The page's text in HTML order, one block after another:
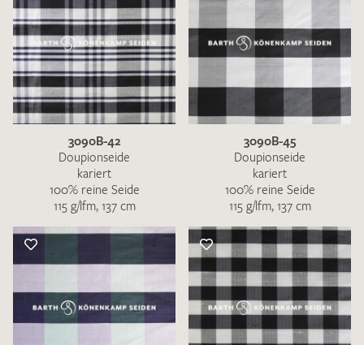
3090B-42
Doupionseide
kariert
100% reine Seide
115 g/lfm, 137 cm
3090B-45
Doupionseide
kariert
100% reine Seide
115 g/lfm, 137 cm